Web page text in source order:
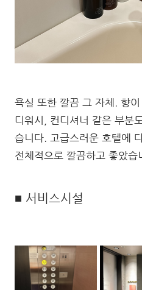
욕실 또한 깔끔 그 자체. 향
디워시, 컨디셔너 같은 부분
습니다. 고급스러운 호텔에
전체적으로 깔끔하고 좋았습
■ 서비스시설